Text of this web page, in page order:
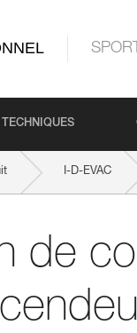
SPORT
I-D-EVAC
de